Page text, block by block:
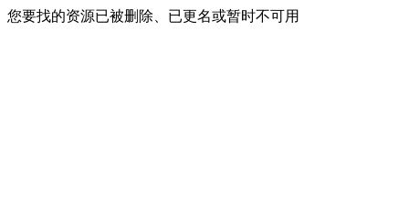
您要找的资源已被删除、已更名或暂时不可用